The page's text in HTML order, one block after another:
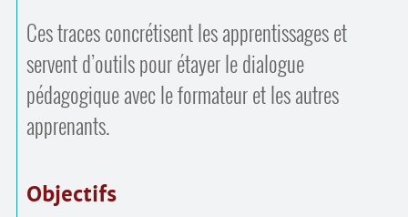
Ces traces concrétisent les apprentissages et
servent d’outils pour étayer le dialogue
pédagogique avec le formateur et les autres
apprenants.
Objectifs